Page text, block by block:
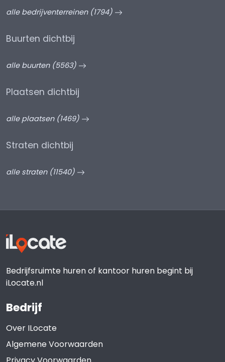
alle bedrijventerreinen (1794)
Buurten dichtbij
alle buurten (5563)
Plaatsen dichtbij
alle plaatsen (1469)
Straten dichtbij
alle straten (11540)
Bedrijfsruimte huren of kantoor huren begint bij
iLocate.nl
Bedrijf
Over ILocate
Algemene Voorwaarden